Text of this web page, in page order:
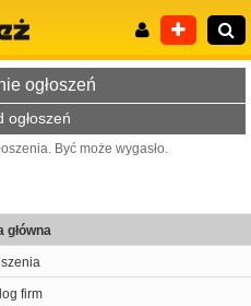
ogłoszeń
ogłoszeń
Być może wygasło.
główna
firm